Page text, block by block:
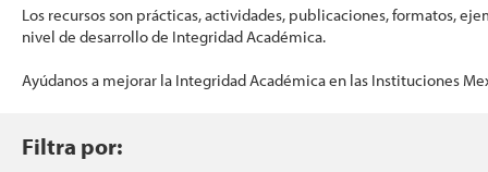
Los recursos son prácticas, actividades, publicaciones, formatos,
nivel de desarrollo de Integridad Académica.
Ayúdanos a mejorar la Integridad Académica en las Instituciones
Filtra por: